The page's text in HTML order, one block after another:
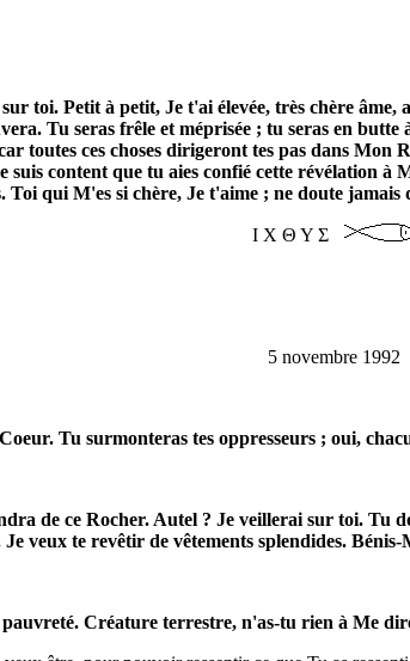
toi. Petit à petit, Je t'ai élevée, très chère
Tu seras frêle et méprisée ; tu seras en
toutes ces choses dirigeront tes pas dans
suis content que tu aies confié cette révélation
Toi qui M'es si chère, Je t'aime ; ne doute
Ι Χ Θ Υ Σ
5 novembre 1992
Tu surmonteras tes oppresseurs ; oui,
de ce Rocher. Autel ? Je veillerai sur toi.
veux te revêtir de vêtements splendides.
Créature terrestre, n'as-tu rien à Me